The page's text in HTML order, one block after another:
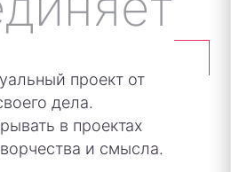
проект от
дела.
в проектах
и смысла.